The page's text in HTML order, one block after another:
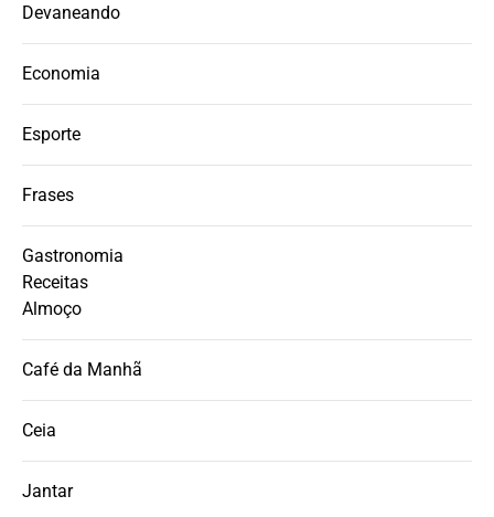
Devaneando
Economia
Esporte
Frases
Gastronomia
Receitas
Almoço
Café da Manhã
Ceia
Jantar